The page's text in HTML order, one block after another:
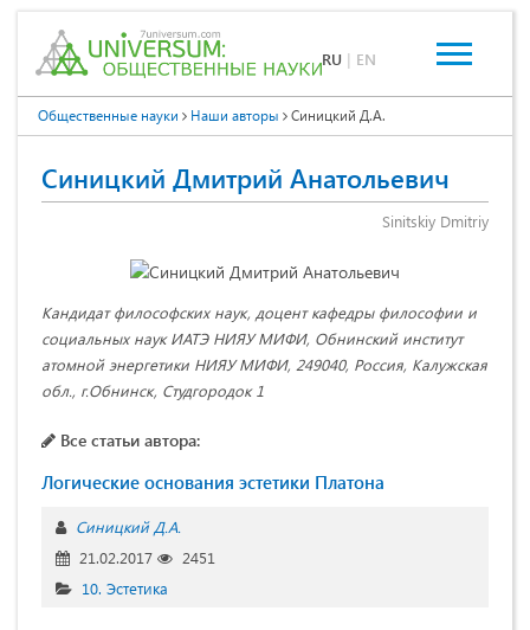
RU | EN
Общественные науки Наши авторы Синицкий Д.А.
Синицкий Дмитрий Анатольевич
Sinitskiy Dmitriy
Кандидат философских наук, доцент кафедры философии и
социальных наук ИАТЭ НИЯУ МИФИ, Обнинский институт
атомной энергетики НИЯУ МИФИ, 249040, Россия, Калужская
обл., г.Обнинск, Студгородок 1
Все статьи автора:
Логические основания эстетики Платона
Синицкий Д.А.
21.02.2017
2451
10. Эстетика